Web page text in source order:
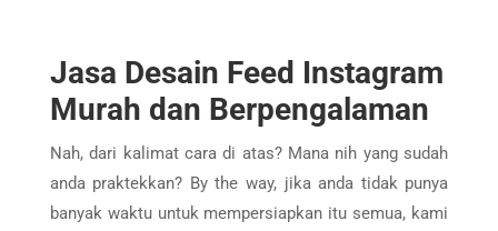
Jasa Desain Feed Instagram
Murah dan Berpengalaman
Nah, dari kalimat cara di atas? Mana nih yang sudah
anda praktekkan? By the way, jika anda tidak punya
banyak waktu untuk mempersiapkan itu semua, kami